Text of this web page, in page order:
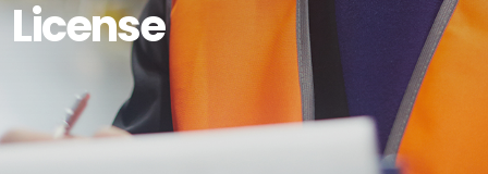
License